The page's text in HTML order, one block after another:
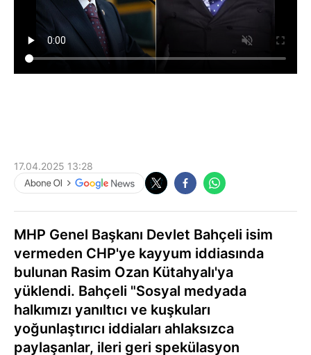
17.04.2025 13:28
MHP Genel Başkanı Devlet Bahçeli isim
vermeden CHP'ye kayyum iddiasında
bulunan Rasim Ozan Kütahyalı'ya
yüklendi. Bahçeli "Sosyal medyada
halkımızı yanıltıcı ve kuşkuları
yoğunlaştırıcı iddiaları ahlaksızca
paylaşanlar, ileri geri spekülasyon